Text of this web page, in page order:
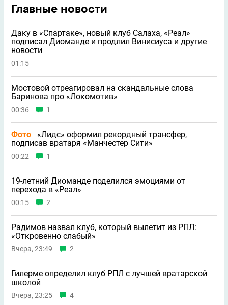
Главные новости
Даку в «Спартаке», новый клуб Салаха, «Реал»
подписал Диоманде и продлил Винисиуса и другие
новости
01:15
Мостовой отреагировал на скандальные слова
Баринова про «Локомотив»
00:36 1
Фото
«Лидс» оформил рекордный трансфер,
подписав вратаря «Манчестер Сити»
00:22 1
19-летний Диоманде поделился эмоциями от
перехода в «Реал»
00:15 2
Радимов назвал клуб, который вылетит из РПЛ:
«Откровенно слабый»
Вчера, 23:49 2
Гилерме определил клуб РПЛ с лучшей вратарской
школой
Вчера, 23:25 4